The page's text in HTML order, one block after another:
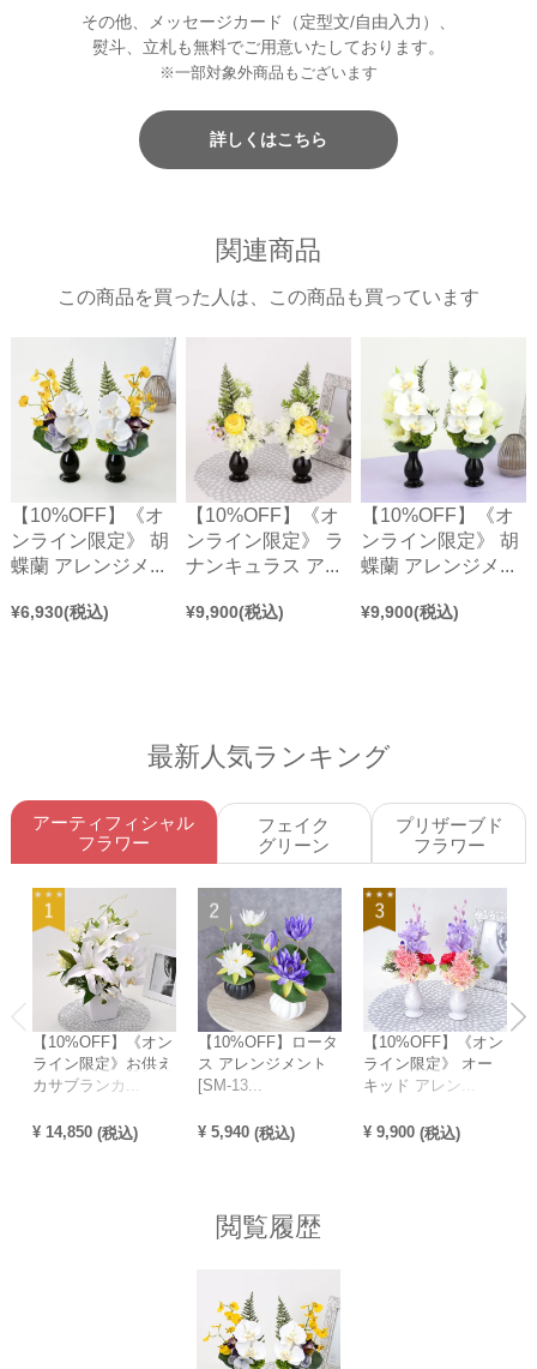
その他、メッセージカード（定型文/自由入力）、
熨斗、立札も無料でご用意いたしております。
※一部対象外商品もございます
詳しくはこちら
関連商品
この商品を買った人は、この商品も買っています
【10%OFF】《オ
ンライン限定》 胡
蝶蘭 アレンジメ...
¥6,930(税込)
【10%OFF】《オ
ンライン限定》 ラ
ナンキュラス ア...
¥9,900(税込)
【10%OFF】《オ
ンライン限定》 胡
蝶蘭 アレンジメ...
¥9,900(税込)
最新人気ランキング
アーティフィシャル
フラワー
フェイク
グリーン
プリザーブド
フラワー
【10%OFF】《オン
ライン限定》お供え
カサブランカ...
¥ 14,850 (税込)
【10%OFF】ロータ
ス アレンジメント
[SM-13...
¥ 5,940 (税込)
【10%OFF】《オン
ライン限定》 オー
キッド アレン...
¥ 9,900 (税込)
閲覧履歴